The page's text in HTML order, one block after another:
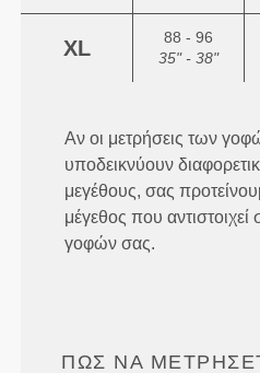
XL
88 - 96
35" - 38"
Αν οι μετρήσεις των
υποδεικνύουν
μεγέθους, σας
μέγεθος που
γοφών σας.
ΠΏΣ ΝΑ